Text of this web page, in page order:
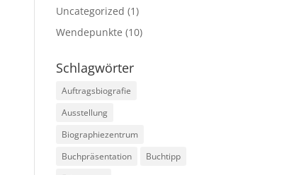
Uncategorized (1)
Wendepunkte (10)
Schlagwörter
Auftragsbiografie
Ausstellung
Biographiezentrum
Buchpräsentation
Buchtipp